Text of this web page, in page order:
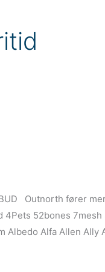
Outnorth fører
4Pets 52bones
Albedo Alfa Allen Ally